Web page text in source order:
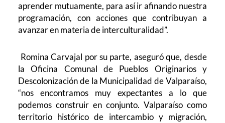
aprender mutuamente, para así ir afinando nuestra
programación, con acciones que contribuyan a
avanzar en materia de interculturalidad”.
Romina Carvajal por su parte, aseguró que, desde
la Oficina Comunal de Pueblos Originarios y
Descolonización de la Municipalidad de Valparaíso,
“nos encontramos muy expectantes a lo que
podemos construir en conjunto. Valparaíso como
territorio histórico de intercambio y migración,